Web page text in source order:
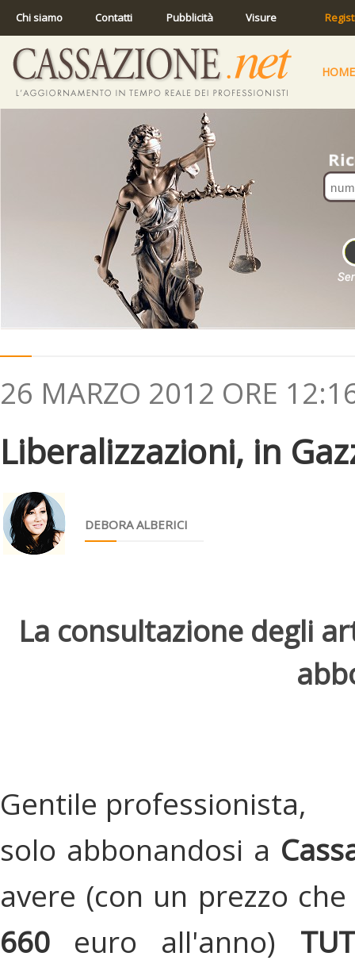
Chi siamo Contatti Pubblicità Visure
HOME
26 MARZO 2012 ORE
Liberalizzazioni, in
DEBORA ALBERICI
La consultazione degli
Gentile professionista,
solo abbonandosi a
avere (con un prezzo
660 euro all'anno)